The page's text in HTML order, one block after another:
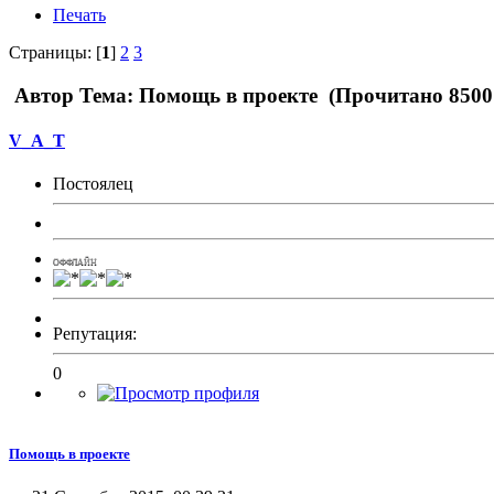
Печать
Страницы: [1] 2 3
Автор Тема: Помощь в проекте (Прочитано 8500
V_A_T
Постоялец
ОФФЛАЙН
Репутация:
0
Помощь в проекте